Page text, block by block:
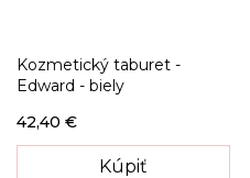
Kozmetický taburet -
Edward - biely
42,40 €
Kúpiť